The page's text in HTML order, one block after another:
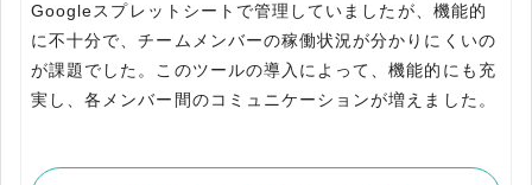
Googleスプレットシートで管理していましたが、機能的
に不十分で、チームメンバーの稼働状況が分かりにくいの
が課題でした。このツールの導入によって、機能的にも充
実し、各メンバー間のコミュニケーションが増えました。